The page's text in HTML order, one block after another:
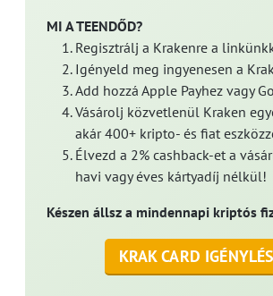
MI A TEENDŐD?
Regisztrálj a Krakenre a
Igényeld meg ingyenesen a
Add hozzá Apple Payhez vagy
Vásárolj közvetlenül Kraken
akár 400+ kripto- és fiat
Élvezd a 2% cashback-et a
havi vagy éves kártyadíj nélkül!
Készen állsz a mindennapi kriptós
KRAK CARD